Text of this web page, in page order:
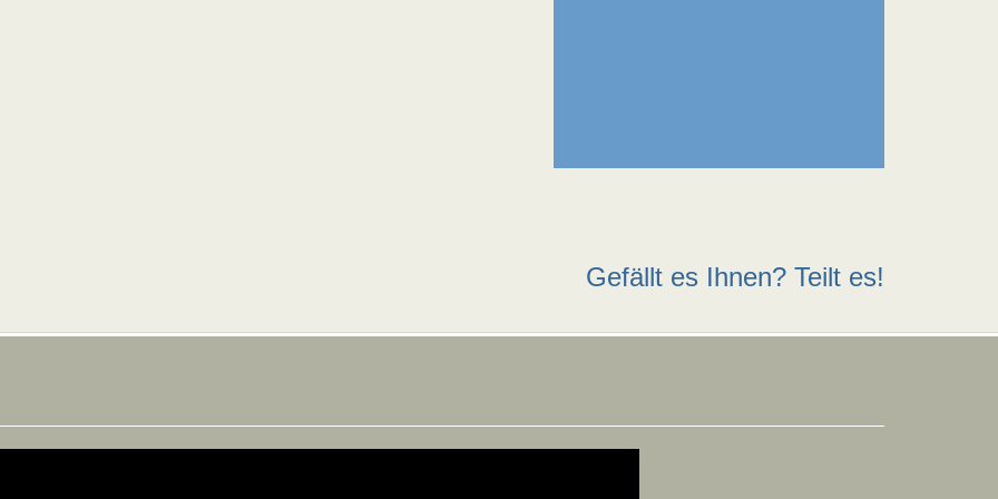
Gefällt es Ihnen? Teilt es!